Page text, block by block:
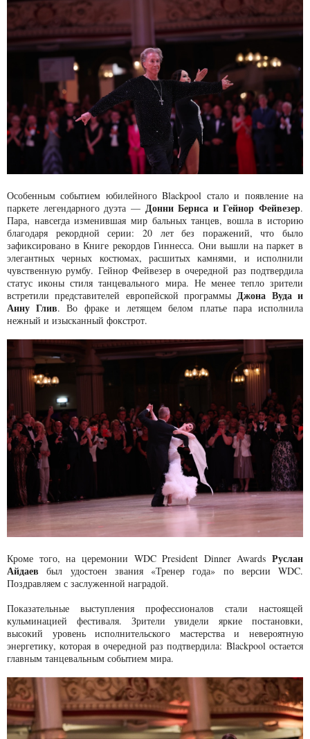
Особенным событием юбилейного Blackpool стало и появление на
паркете легендарного дуэта — Донни Бернса и Гейнор Фейвезер.
Пара, навсегда изменившая мир бальных танцев, вошла в историю
благодаря рекордной серии: 20 лет без поражений, что было
зафиксировано в Книге рекордов Гиннесса. Они вышли на паркет в
элегантных черных костюмах, расшитых камнями, и исполнили
чувственную румбу. Гейнор Фейвезер в очередной раз подтвердила
статус иконы стиля танцевального мира. Не менее тепло зрители
встретили представителей европейской программыДжона Вуда и
Анну Глив. Во фраке и летящем белом платье пара исполнила
нежный и изысканный фокстрот.
Кроме того, на церемонии WDC President Dinner Awards Руслан
Айдаев был удостоен звания «Тренер года» по версии WDC.
Поздравляем с заслуженной наградой.
Показательные выступления профессионалов стали настоящей
кульминацией фестиваля. Зрители увидели яркие постановки,
высокий уровень исполнительского мастерства и невероятную
энергетику, которая в очередной раз подтвердила: Blackpool остается
главным танцевальным событием мира.